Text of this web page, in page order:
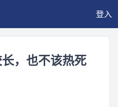
登入
，也不该热死